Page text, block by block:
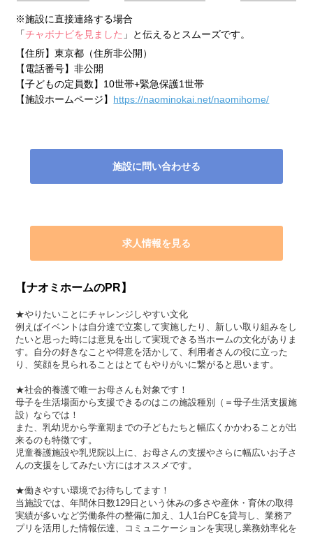
※施設に直接連絡する場合
「チャボナビを見ました 」と伝えるとスムーズです。
【住所】東京都（住所非公開）
【電話番号】非公開
【子どもの定員数】 10世帯+緊急保護1世帯
【施設ホームページ】 https://naominokai.net/naomihome/
施設に問い合わせる
求人情報を見る
【ナオミホームのPR】
★やりたいことにチャレンジしやすい文化
例えばイベントは自分達で立案して実施したり、新しい取り組みをし
たいと思った時には意見を出して実現できる当ホームの文化がありま
す。自分の好きなことや得意を活かして、利用者さんの役に立った
り、笑顔を見られることはとてもやりがいに繋がると思います。
★社会的養護で唯一お母さんも対象です！
母子を生活場面から支援できるのはこの施設種別（＝母子生活支援施
設）ならでは！
また、乳幼児から学童期までの子どもたちと幅広くかかわることが出
来るのも特徴です。
児童養護施設や乳児院以上に、お母さんの支援やさらに幅広いお子さ
んの支援をしてみたい方にはオススメです。
★働きやすい環境でお待ちしてます！
当施設では、年間休日数129日という休みの多さや産休・育休の取得
実績が多いなど労働条件の整備に加え、1人1台PCを貸与し、業務ア
プリを活用した情報伝達、コミュニケーションを実現し業務効率化を